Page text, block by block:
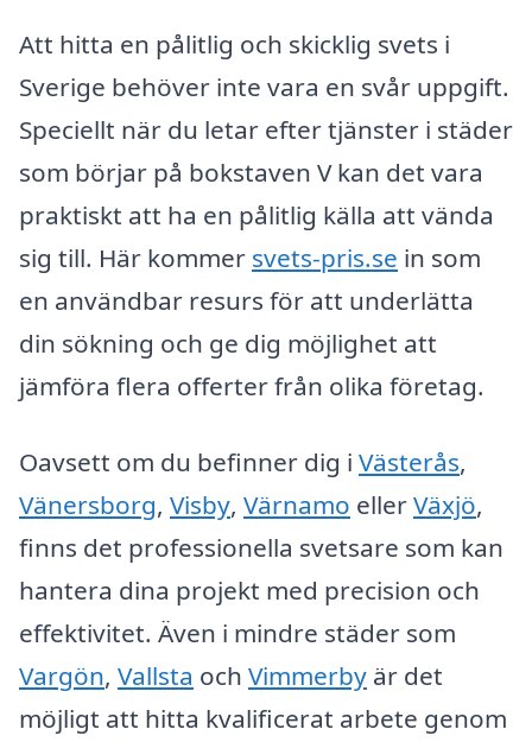
Att hitta en pålitlig och skicklig svets i
Sverige behöver inte vara en svår uppgift.
Speciellt när du letar efter tjänster i städer
som börjar på bokstaven V kan det vara
praktiskt att ha en pålitlig källa att vända
sig till. Här kommer svets-pris.se in som
en användbar resurs för att underlätta
din sökning och ge dig möjlighet att
jämföra flera offerter från olika företag.
Oavsett om du befinner dig i Västerås,
Vänersborg, Visby, Värnamo ellerVäxjö,
finns det professionella svetsare som kan
hantera dina projekt med precision och
effektivitet. Även i mindre städer som
Vargön, Vallsta och Vimmerby är det
möjligt att hitta kvalificerat arbete genom